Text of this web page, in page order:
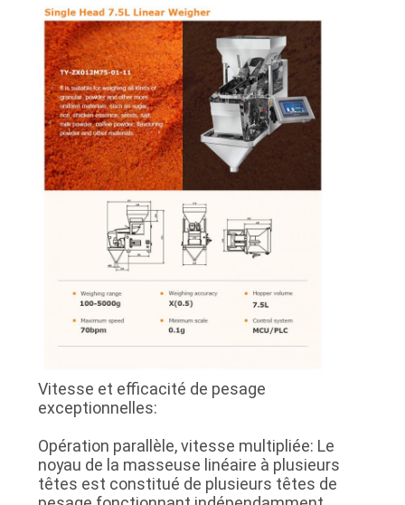
Vitesse et efficacité de pesage
exceptionnelles:
Opération parallèle, vitesse multipliée: Le
noyau de la masseuse linéaire à plusieurs
têtes est constitué de plusieurs têtes de